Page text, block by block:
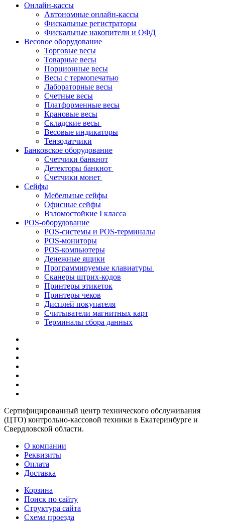
Онлайн-кассы
Автономные онлайн-кассы
Фискальные регистраторы
Фискальные накопители и ОФД
Весовое оборудование
Торговые весы
Товарные весы
Порционные весы
Весы с термопечатью
Лабораторные весы
Счетные весы
Платформенные весы
Крановые весы
Складские весы
Весовые индикаторы
Тензодатчики
Банковское оборудование
Счетчики банкнот
Детекторы банкнот
Счетчики монет
Сейфы
Мебельные сейфы
Офисные сейфы
Взломостойкие I класса
POS-оборудование
POS-системы и POS-терминалы
POS-мониторы
POS-компьютеры
Денежные ящики
Программируемые клавиатуры
Сканеры штрих-кодов
Принтеры этикеток
Принтеры чеков
Дисплей покупателя
Считыватели магнитных карт
Терминалы сбора данных
Сертифицированный центр технического обслуживания
(ЦТО) контрольно-кассовой техники в Екатеринбурге и
Свердловской области.
О компании
Реквизиты
Оплата
Доставка
Корзина
Поиск по сайту
Структура сайта
Схема проезда